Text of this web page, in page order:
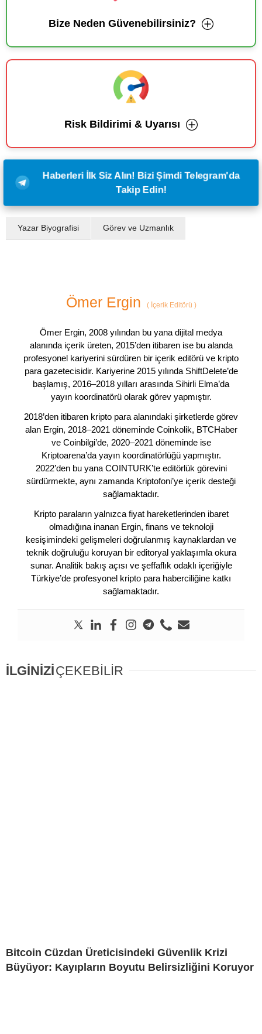
Bize Neden Güvenebilirsiniz?
Risk Bildirimi & Uyarısı
Haberleri İlk Siz Alın! Bizi Şimdi Telegram'da
Takip Edin!
Yazar Biyografisi Görev ve Uzmanlık
Ömer Ergin (İçerik Editörü )
Ömer Ergin, 2008 yılından bu yana dijital medya
alanında içerik üreten, 2015’den itibaren ise bu alanda
profesyonel kariyerini sürdüren bir içerik editörü ve kripto
para gazetecisidir. Kariyerine 2015 yılında ShiftDelete’de
başlamış, 2016–2018 yılları arasında Sihirli Elma’da
yayın koordinatörü olarak görev yapmıştır.
2018’den itibaren kripto para alanındaki şirketlerde görev
alan Ergin, 2018–2021 döneminde Coinkolik, BTCHaber
ve Coinbilgi’de, 2020–2021 döneminde ise
Kriptoarena’da yayın koordinatörlüğü yapmıştır.
2022’den bu yana COINTURK’te editörlük görevini
sürdürmekte, aynı zamanda Kriptofoni’ye içerik desteği
sağlamaktadır.
Kripto paraların yalnızca fiyat hareketlerinden ibaret
olmadığına inanan Ergin, finans ve teknoloji
kesişimindeki gelişmeleri doğrulanmış kaynaklardan ve
teknik doğruluğu koruyan bir editoryal yaklaşımla okura
sunar. Analitik bakış açısı ve şeffaflık odaklı içeriğiyle
Türkiye’de profesyonel kripto para haberciliğine katkı
sağlamaktadır.
İLGİNİZİÇEKEBİLİR
Bitcoin Cüzdan Üreticisindeki Güvenlik Krizi
Büyüyor: Kayıpların Boyutu Belirsizliğini Koruyor